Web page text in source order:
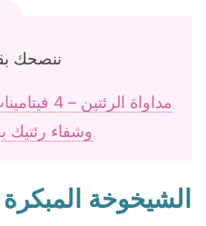
ننصحك
مداواة
وشفاء رئتيك
الشيخوخة المبكرة